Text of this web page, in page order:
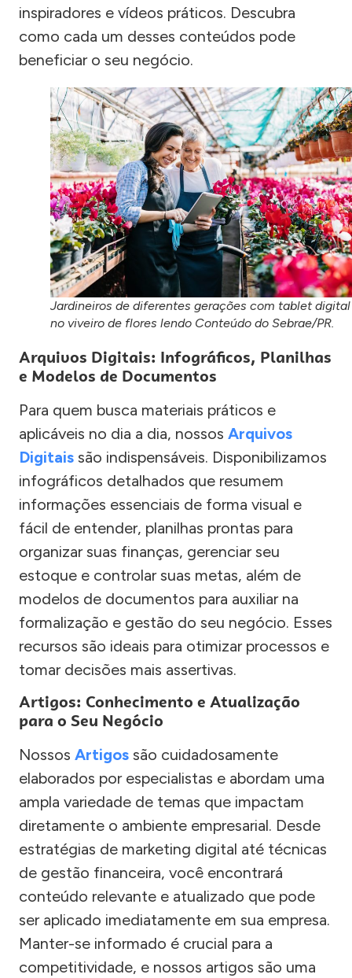
inspiradores e vídeos práticos. Descubra
como cada um desses conteúdos pode
beneficiar o seu negócio.
Jardineiros de diferentes gerações com tablet digital
no viveiro de flores lendo Conteúdo do Sebrae/PR.
Arquivos Digitais: Infográficos, Planilhas
e Modelos de Documentos
Para quem busca materiais práticos e
aplicáveis no dia a dia, nossos Arquivos
Digitais são indispensáveis. Disponibilizamos
infográficos detalhados que resumem
informações essenciais de forma visual e
fácil de entender, planilhas prontas para
organizar suas finanças, gerenciar seu
estoque e controlar suas metas, além de
modelos de documentos para auxiliar na
formalização e gestão do seu negócio. Esses
recursos são ideais para otimizar processos e
tomar decisões mais assertivas.
Artigos: Conhecimento e Atualização
para o Seu Negócio
Nossos Artigos são cuidadosamente
elaborados por especialistas e abordam uma
ampla variedade de temas que impactam
diretamente o ambiente empresarial. Desde
estratégias de marketing digital até técnicas
de gestão financeira, você encontrará
conteúdo relevante e atualizado que pode
ser aplicado imediatamente em sua empresa.
Manter-se informado é crucial para a
competitividade, e nossos artigos são uma